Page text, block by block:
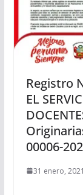
Registro
EL
00006-
31 enero, 2021